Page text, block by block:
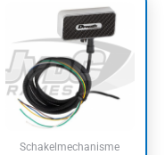
Schakelmechanisme